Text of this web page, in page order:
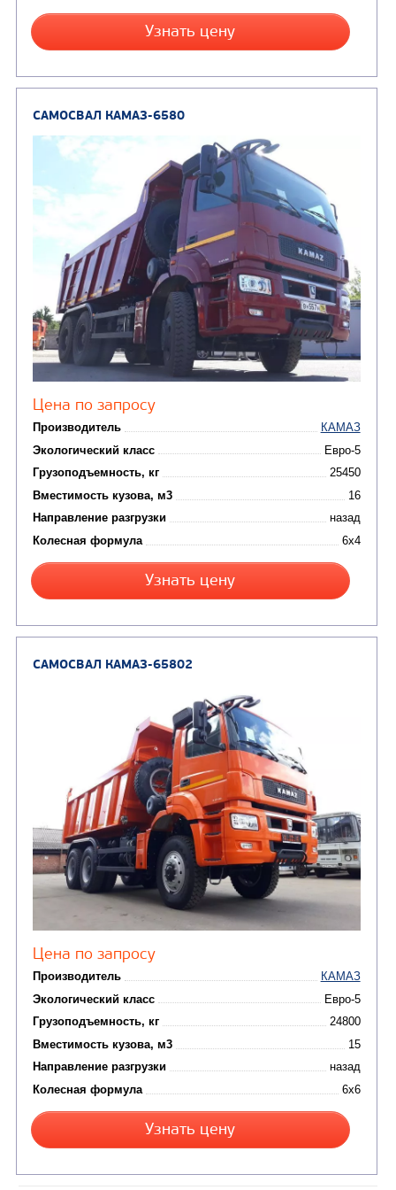
Направление разгрузки
Кредит/Лизинг
САМОСВАЛ КАМАЗ-6520 В НАЛИЧИИ
Производитель
Экологический класс
Грузоподъемность, кг
Вместимость кузова, м3
Направление разгрузки
Колесная формула
Узнать цену